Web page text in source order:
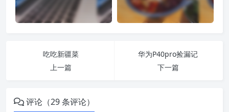
吃吃新疆菜
上一篇
华为P40pro捡漏记
下一篇
评论（29 条评论）